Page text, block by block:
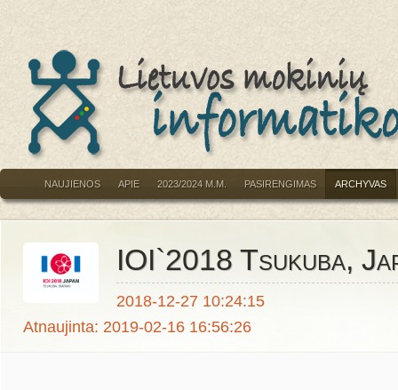
NAUJIENOS APIE 2023/2024 M.M. PASIRENGIMAS ARCHYVAS
IOI`2018 Tsukuba,
2018-12-27 10:24:15
Atnaujinta: 2019-02-16 16:56:26